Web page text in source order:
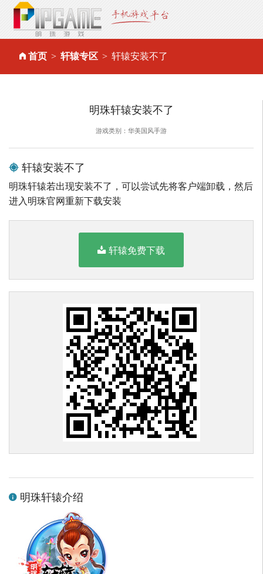
首页 轩辕专区 轩辕安装不了
明珠轩辕安装不了
游戏类别：华美国风手游
轩辕安装不了
明珠轩辕若出现安装不了，可以尝试先将客户端卸载，然后
进入明珠官网重新下载安装
轩辕免费下载
明珠轩辕介绍